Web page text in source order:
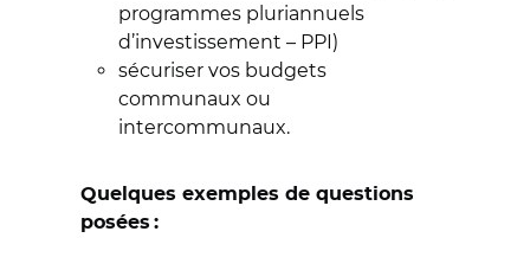
programmes pluriannuels
d’investissement – PPI)
sécuriser vos budgets
communaux ou
intercommunaux.
Quelques exemples de questions
posées :